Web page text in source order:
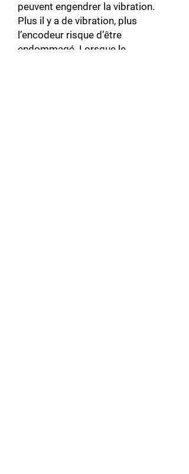
peuvent engendrer la vibration.
Plus il y a de vibration, plus
l’encodeur risque d’être
endommagé. Lorsque le